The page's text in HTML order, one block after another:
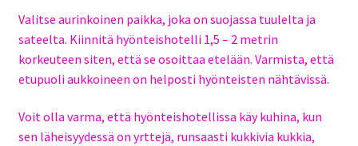
Valitse aurinkoinen paikka, joka on suojassa tuulelta ja
sateelta. Kiinnitä hyönteishotelli 1,5 – 2 metrin
korkeuteen siten, että se osoittaa etelään. Varmista, että
etupuoli aukkoineen on helposti hyönteisten nähtävissä.
Voit olla varma, että hyönteishotellissa käy kuhina, kun
sen läheisyydessä on yrttejä, runsaasti kukkivia kukkia,